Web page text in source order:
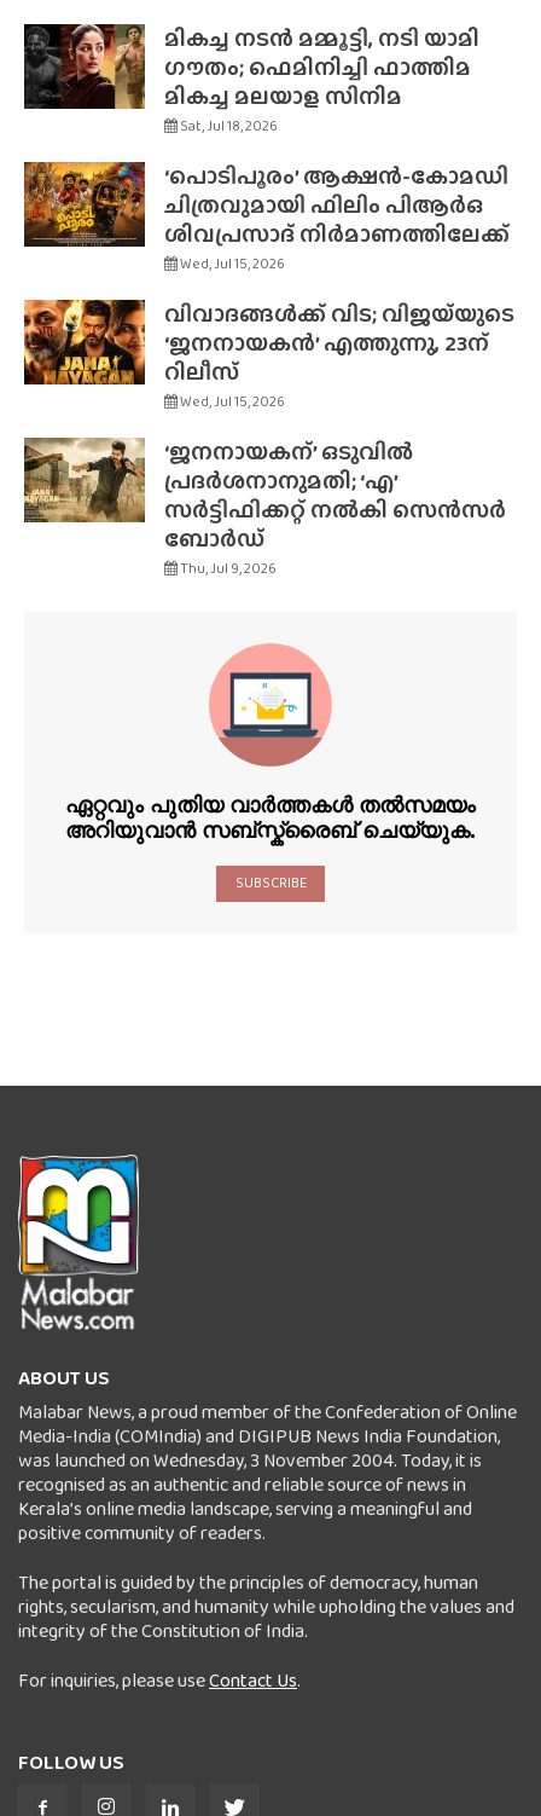
മികച്ച നടൻ മമ്മൂട്ടി, നടി യാമി
ഗൗതം; ഫെമിനിച്ചി ഫാത്തിമ
മികച്ച മലയാള സിനിമ
Sat, Jul 18, 2026
‘പൊടിപൂരം’ ആക്ഷൻ-കോമഡി
ചിത്രവുമായി ഫിലിം പിആർഒ
ശിവപ്രസാദ് നിർമാണത്തിലേക്ക്
Wed, Jul 15, 2026
വിവാദങ്ങൾക്ക് വിട; വിജയ്‌യുടെ
‘ജനനായകൻ’ എത്തുന്നു, 23ന്
റിലീസ്
Wed, Jul 15, 2026
‘ജനനായകന്’ ഒടുവിൽ
പ്രദർശനാനുമതി; ‘എ’
സർട്ടിഫിക്കറ്റ് നൽകി സെൻസർ
ബോർഡ്
Thu, Jul 9, 2026
ഏറ്റവും പുതിയ വാർത്തകൾ തൽസമയം
അറിയുവാൻ സബ്സ്ക്രൈബ് ചെയ്യുക.
SUBSCRIBE
ABOUT US
Malabar News, a proud member of the Confederation of Online
Media-India (COMIndia) and DIGIPUB News India Foundation,
was launched on Wednesday, 3 November 2004. Today, it is
recognised as an authentic and reliable source of news in
Kerala’s online media landscape, serving a meaningful and
positive community of readers.
The portal is guided by the principles of democracy, human
rights, secularism, and humanity while upholding the values and
integrity of the Constitution of India.
For inquiries, please useContact Us.
FOLLOW US